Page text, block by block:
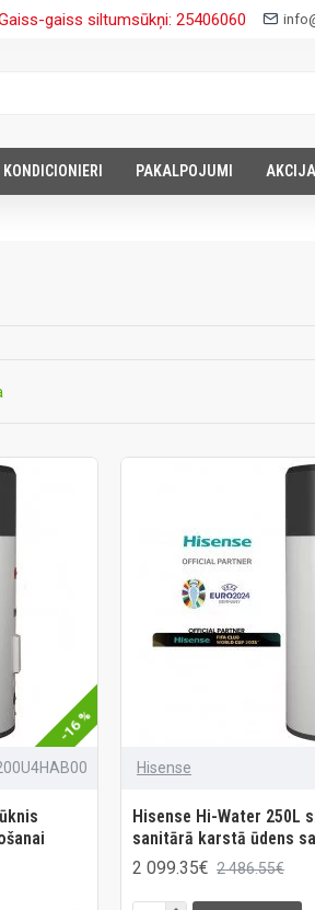
gaiss siltumsūkņi: 25406060
KONDICIONIERI PAKALPOJUMI
-16 %
Hisense
Hisense Hi-Water 250L
sanitārā karstā ūdens
2 099.35€ 2 486.55€